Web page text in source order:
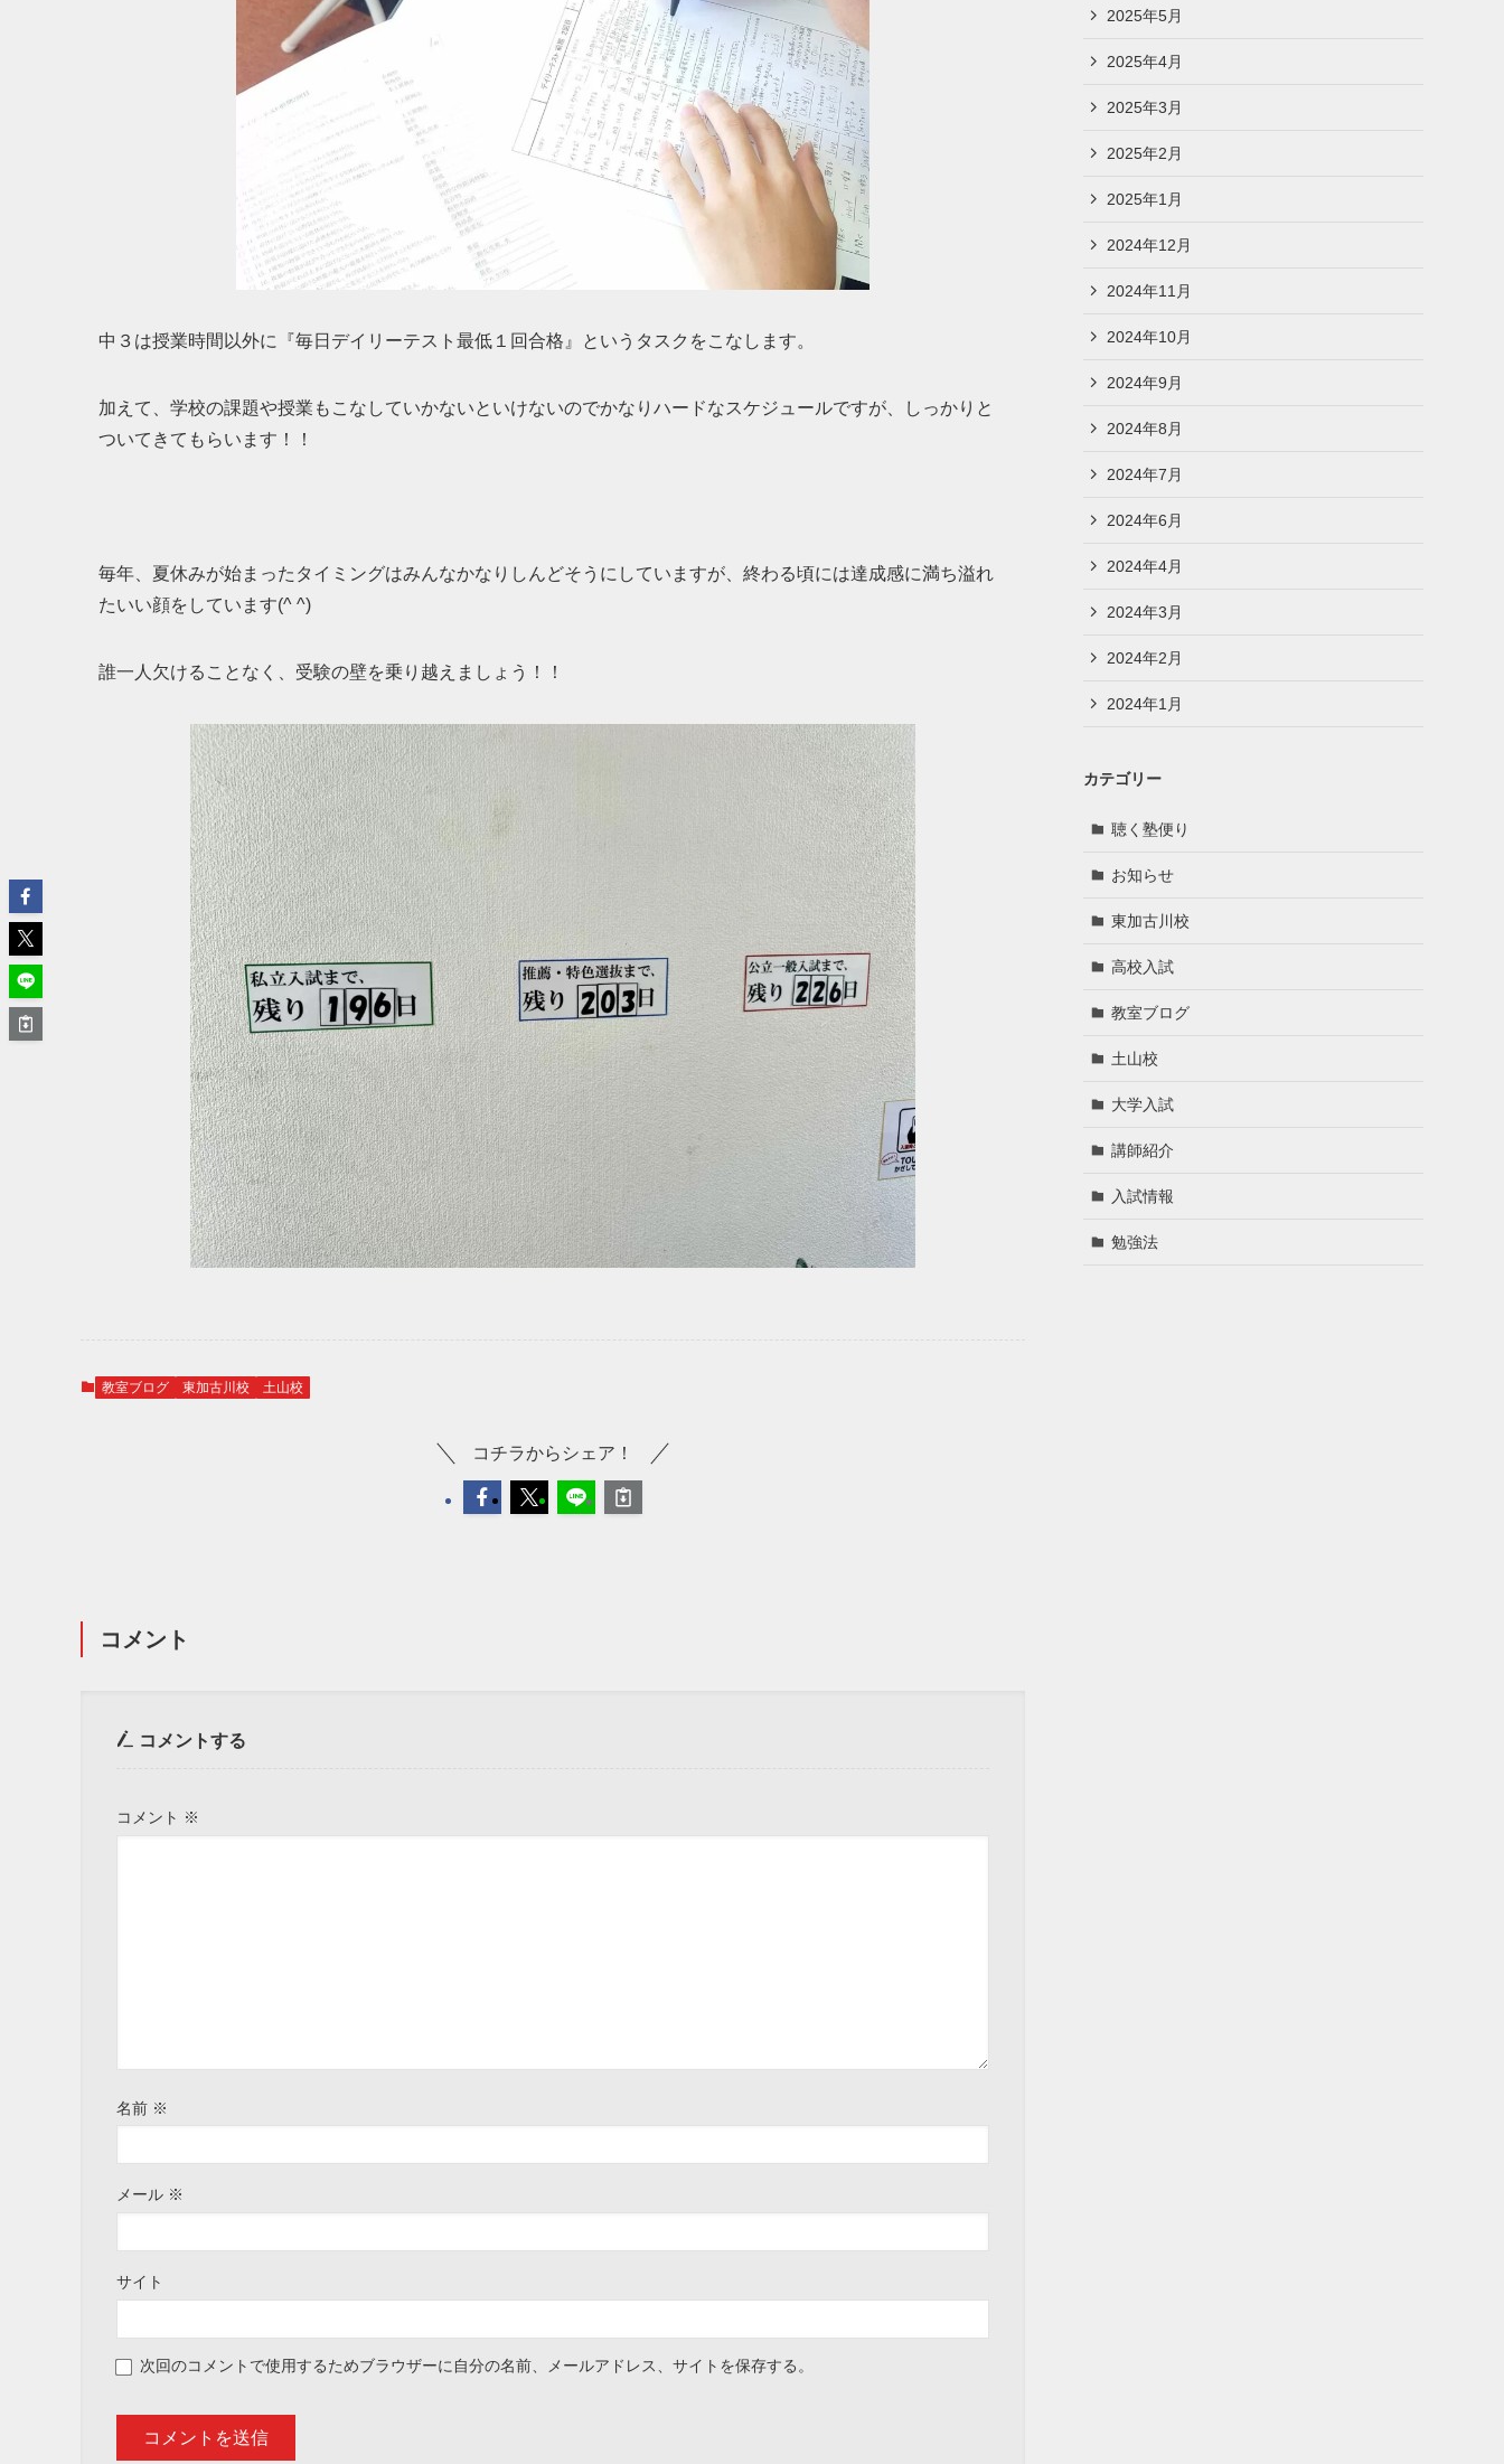
中３は授業時間以外に『毎日デイリーテスト最低１回合格』というタスクをこなします。
加えて、学校の課題や授業もこなしていかないといけないのでかなりハードなスケジュールですが、しっかりと
ついてきてもらいます！！
毎年、夏休みが始まったタイミングはみんなかなりしんどそうにしていますが、終わる頃には達成感に満ち溢れ
たいい顔をしています(^ ^)
誰一人欠けることなく、受験の壁を乗り越えましょう！！
教室ブログ 東加古川校 土山校
コチラからシェア！
コメント
コメントする
コメント ※
名前 ※
メール ※
サイト
次回のコメントで使用するためブラウザーに自分の名前、メールアドレス、サイトを保存する。
2025年5月
2025年4月
2025年3月
2025年2月
2025年1月
2024年12月
2024年11月
2024年10月
2024年9月
2024年8月
2024年7月
2024年6月
2024年4月
2024年3月
2024年2月
2024年1月
カテゴリー
聴く塾便り
お知らせ
東加古川校
高校入試
教室ブログ
土山校
大学入試
講師紹介
入試情報
勉強法